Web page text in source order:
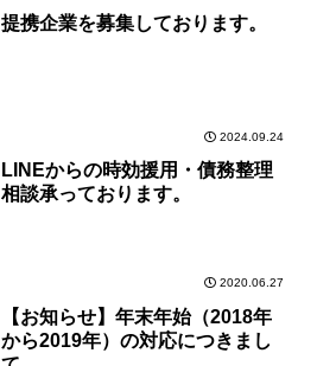
提携企業を募集しております。
2024.09.24
LINEからの時効援用・債務整理
相談承っております。
2020.06.27
【お知らせ】年末年始（2018年
から2019年）の対応につきまし